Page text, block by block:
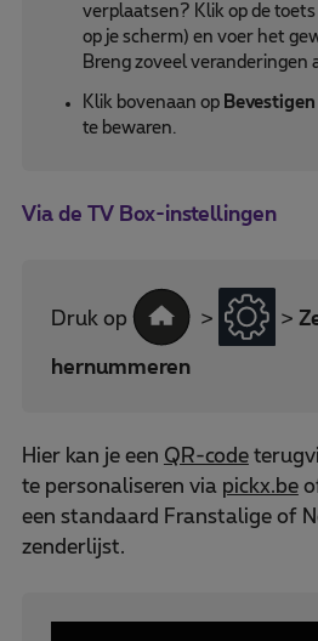
verplaatsen? Klik op de toets
op je scherm) en voer het
Breng zoveel veranderingen
Klik bovenaan op Bevestigen
te bewaren.
Via de TV Box-instellingen
Druk op > >
hernummeren
Hier kan je een QR-code
te personaliseren via pickx.be
een standaard Franstalige of
zenderlijst.